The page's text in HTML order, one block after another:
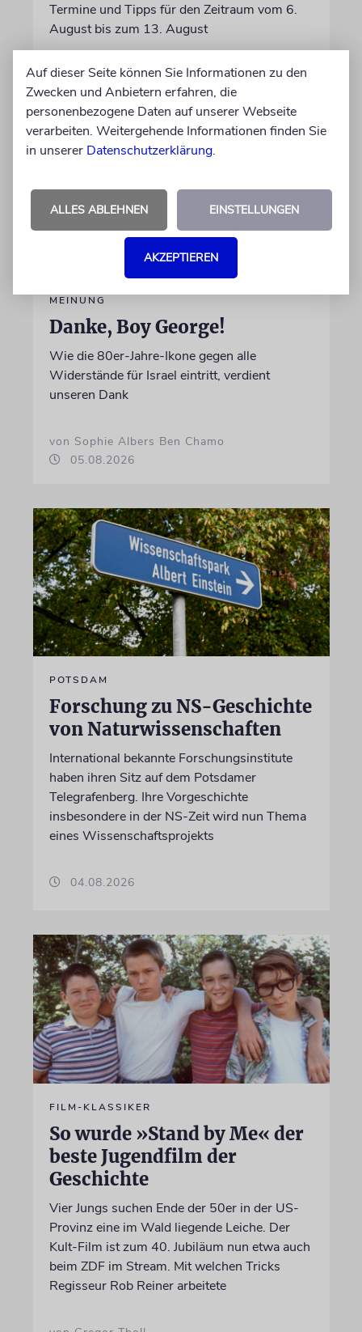
Termine und Tipps für den Zeitraum vom 6.
August bis zum 13. August
05.08.2026
MEINUNG
Danke, Boy George!
Wie die 80er-Jahre-Ikone gegen alle
Widerstände für Israel eintritt, verdient
unseren Dank
von Sophie Albers Ben Chamo
05.08.2026
POTSDAM
Forschung zu NS-Geschichte
von Naturwissenschaften
International bekannte Forschungsinstitute
haben ihren Sitz auf dem Potsdamer
Telegrafenberg. Ihre Vorgeschichte
insbesondere in der NS-Zeit wird nun Thema
eines Wissenschaftsprojekts
04.08.2026
FILM-KLASSIKER
So wurde »Stand by Me« der
beste Jugendfilm der
Geschichte
Vier Jungs suchen Ende der 50er in der US-
Provinz eine im Wald liegende Leiche. Der
Kult-Film ist zum 40. Jubiläum nun etwa auch
beim ZDF im Stream. Mit welchen Tricks
Regisseur Rob Reiner arbeitete
Auf dieser Seite können Sie Informationen zu den
Zwecken und Anbietern erfahren, die
personenbezogene Daten auf unserer Webseite
verarbeiten. Weitergehende Informationen finden Sie
in unserer Datenschutzerklärung.
ALLES ABLEHNEN EINSTELLUNGEN
AKZEPTIEREN